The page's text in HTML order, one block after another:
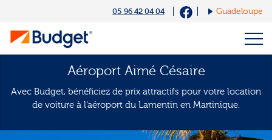
05 96 42 04 04 Guadeloupe
Aéroport Aimé Césaire
Avec Budget, bénéficiez de prix attractifs pour votre location
de voiture à l'aéroport du Lamentin en Martinique.